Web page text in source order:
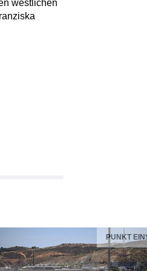
westlichen
PUNKT